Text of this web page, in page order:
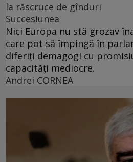
la răscruce de gînduri
Succesiunea
Nici Europa nu stă grozav
care pot să împingă în
diferiți demagogi cu
capacități mediocre.
Andrei CORNEA